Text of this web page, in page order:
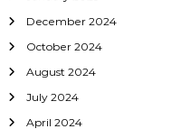
i
o
n
December 2024
October 2024
August 2024
July 2024
April 2024